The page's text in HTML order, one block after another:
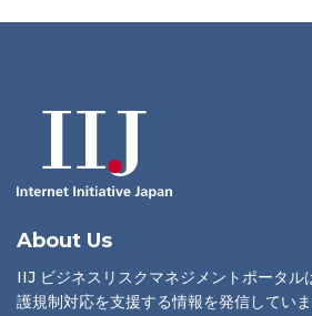
About Us
IIJ ビジネスリスクマネジメントポータル
護規制対応を支援する情報を発信していま